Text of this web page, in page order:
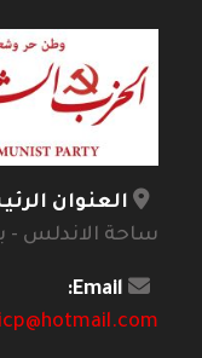
العنوان
ساحة الاندلس -
Email: